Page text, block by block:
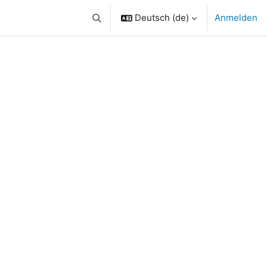
Sucheingabe umschalten
Deutsch ‎(de)‎ Anmelden